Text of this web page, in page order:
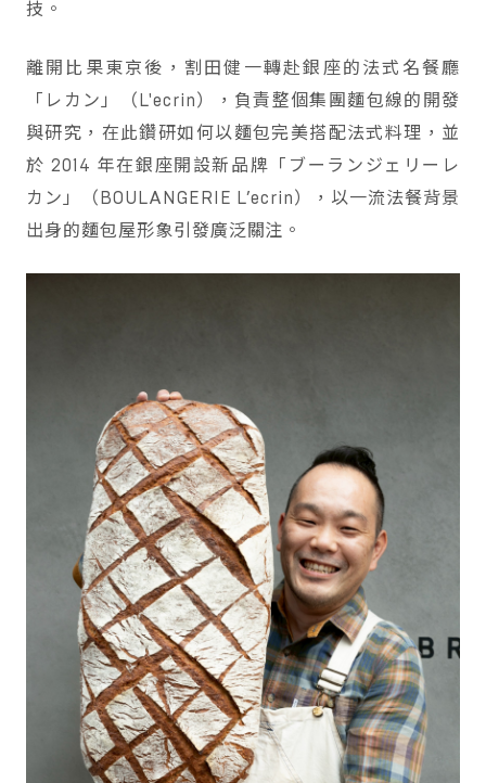
技。
離開比果東京後，割田健一轉赴銀座的法式名餐廳
「レカン」（L'ecrin），負責整個集團麵包線的開發
與研究，在此鑽研如何以麵包完美搭配法式料理，並
於 2014 年在銀座開設新品牌「ブーランジェリーレ
カン」（BOULANGERIE L’ecrin），以一流法餐背景
出身的麵包屋形象引發廣泛關注。